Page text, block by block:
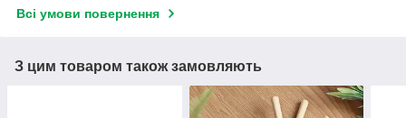
Всі умови повернення
З цим товаром також замовляють